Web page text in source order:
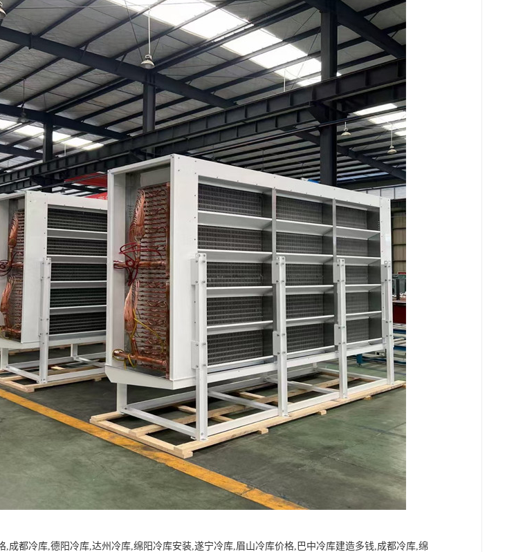
,成都冷库,德阳冷库,达州冷库,绵阳冷库安装,遂宁冷库,眉山冷库价格,巴中冷库建造多钱,成都冷库,绵